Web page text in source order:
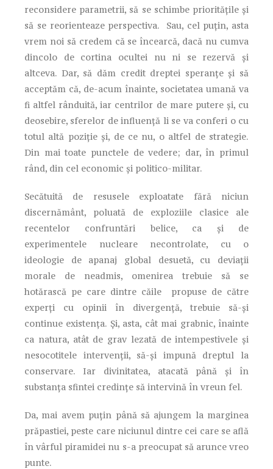
reconsidere parametrii, să se schimbe prioritățile și
să se reorienteaze perspectiva. Sau, cel puțin, asta
vrem noi să credem că se încearcă, dacă nu cumva
dincolo de cortina ocultei nu ni se rezervă și
altceva. Dar, să dăm credit dreptei speranțe și să
acceptăm că, de-acum înainte, societatea umană va
fi altfel rânduită, iar centrilor de mare putere și, cu
deosebire, sferelor de influență li se va conferi o cu
totul altă poziție și, de ce nu, o altfel de strategie.
Din mai toate punctele de vedere; dar, în primul
rând, din cel economic și politico-militar.
Secătuită de resusele exploatate fără niciun
discernământ, poluată de exploziile clasice ale
recentelor confruntări belice, ca și de
experimentele nucleare necontrolate, cu o
ideologie de apanaj global desuetă, cu deviații
morale de neadmis, omenirea trebuie să se
hotărască pe care dintre căile propuse de către
experți cu opinii în divergență, trebuie să-și
continue existența. Și, asta, cât mai grabnic, înainte
ca natura, atât de grav lezată de intempestivele și
nesocotitele intervenții, să-și impună dreptul la
conservare. Iar divinitatea, atacată până și în
substanța sfintei credințe să intervină în vreun fel.
Da, mai avem puțin până să ajungem la marginea
prăpastiei, peste care niciunul dintre cei care se află
în vârful piramidei nu s-a preocupat să arunce vreo
punte.